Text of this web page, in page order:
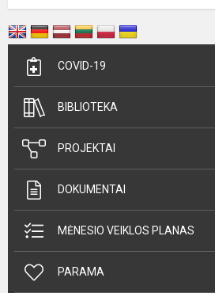
COVID-19
BIBLIOTEKA
PROJEKTAI
DOKUMENTAI
MĖNESIO VEIKLOS PLANAS
PARAMA